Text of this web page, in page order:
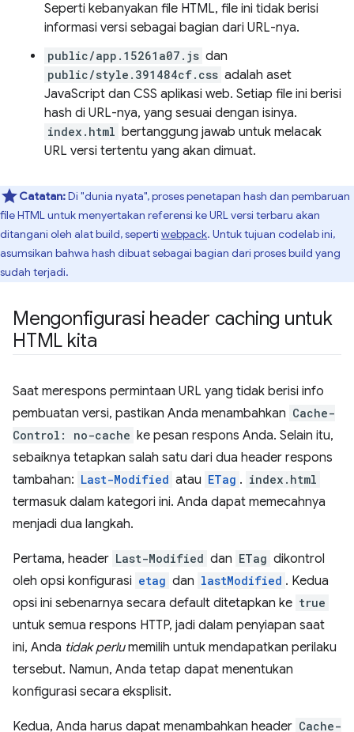
Seperti kebanyakan file HTML, file ini tidak berisi
informasi versi sebagai bagian dari URL-nya.
public/app.15261a07.js dan
public/style.391484cf.css adalah aset
JavaScript dan CSS aplikasi web. Setiap file ini berisi
hash di URL-nya, yang sesuai dengan isinya.
index.html bertanggung jawab untuk melacak
URL versi tertentu yang akan dimuat.
Catatan:Di "dunia nyata", proses penetapan hash dan pembaruan
file HTML untuk menyertakan referensi ke URL versi terbaru akan
ditangani oleh alat build, seperti webpack. Untuk tujuan codelab ini,
asumsikan bahwa hash dibuat sebagai bagian dari proses build yang
sudah terjadi.
Mengonfigurasi header caching untuk
HTML kita
Saat merespons permintaan URL yang tidak berisi info
pembuatan versi, pastikan Anda menambahkan Cache-
Control: no-cache ke pesan respons Anda. Selain itu,
sebaiknya tetapkan salah satu dari dua header respons
tambahan: Last-Modified atau ETag . index.html
termasuk dalam kategori ini. Anda dapat memecahnya
menjadi dua langkah.
Pertama, header Last-Modified dan ETag dikontrol
oleh opsi konfigurasi etag dan lastModified . Kedua
opsi ini sebenarnya secara default ditetapkan ke true
untuk semua respons HTTP, jadi dalam penyiapan saat
ini, Anda tidak perlumemilih untuk mendapatkan perilaku
tersebut. Namun, Anda tetap dapat menentukan
konfigurasi secara eksplisit.
Kedua, Anda harus dapat menambahkan header Cache-